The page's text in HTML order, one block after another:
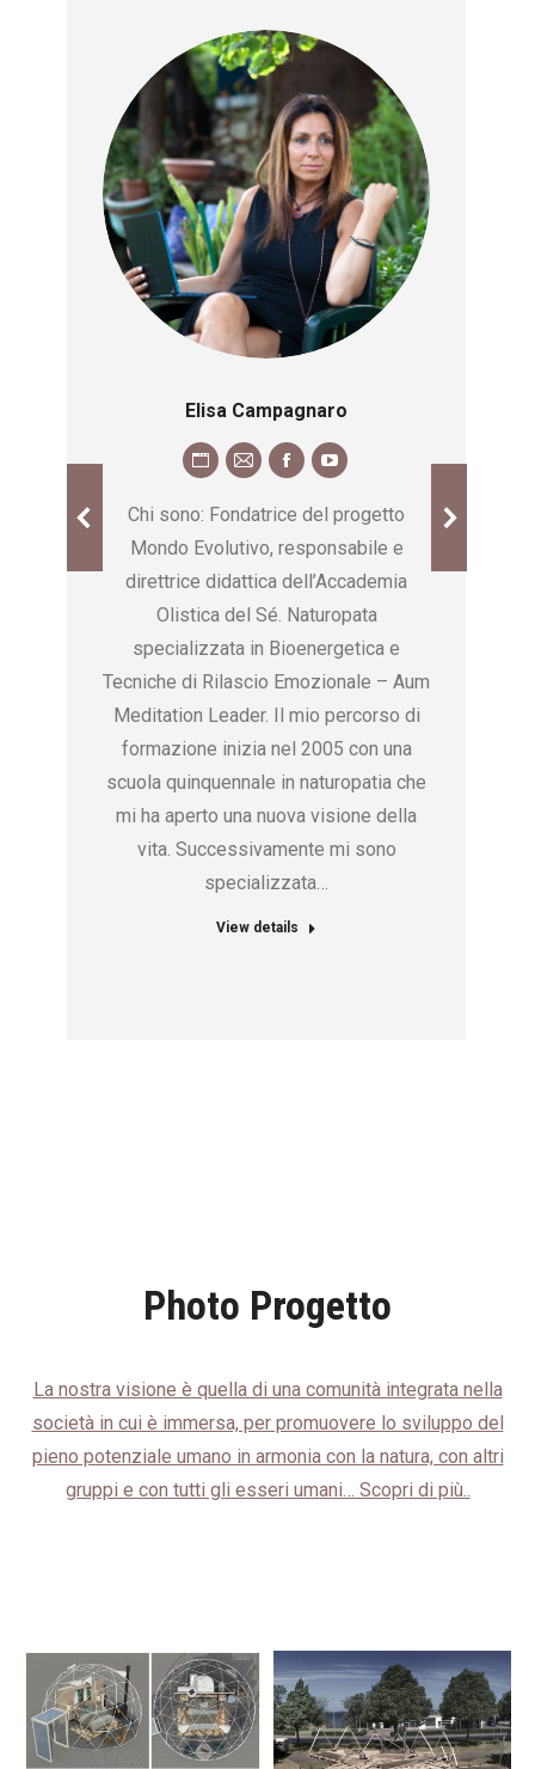
Elisa Campagnaro
Chi sono: Fondatrice del progetto
Mondo Evolutivo, responsabile e
direttrice didattica dell’Accademia
Olistica del Sé. Naturopata
specializzata in Bioenergetica e
Tecniche di Rilascio Emozionale – Aum
Meditation Leader. Il mio percorso di
formazione inizia nel 2005 con una
scuola quinquennale in naturopatia che
mi ha aperto una nuova visione della
vita. Successivamente mi sono
specializzata…
View details
Photo Progetto
La nostra visione è quella di una comunità integrata nella
società in cui è immersa, per promuovere lo sviluppo del
pieno potenziale umano in armonia con la natura, con altri
gruppi e con tutti gli esseri umani… Scopri di più..